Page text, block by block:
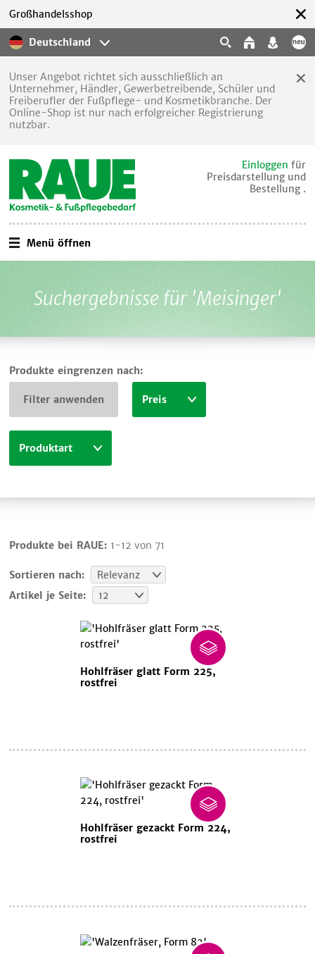
Deutschland
Großhandelsshop
Unser Angebot richtet sich ausschließlich an
Unternehmer, Händler, Gewerbetreibende, Schüler und
Freiberufler der Fußpflege- und Kosmetikbranche. Der
Online-Shop ist nur nach erfolgreicher Registrierung
nutzbar.
Einloggen für
Preisdarstellung und
Bestellung .
Menü öffnen
Suchergebnisse für 'Meisinger'
Produkte eingrenzen nach:
Filter anwenden Preis
Produktart
Produkte bei RAUE: 1-12 von 71
Sortieren nach:
Relevanz
Artikel je Seite:
12
Hohlfräser glatt Form 225,
rostfrei
Hohlfräser gezackt Form 224,
rostfrei